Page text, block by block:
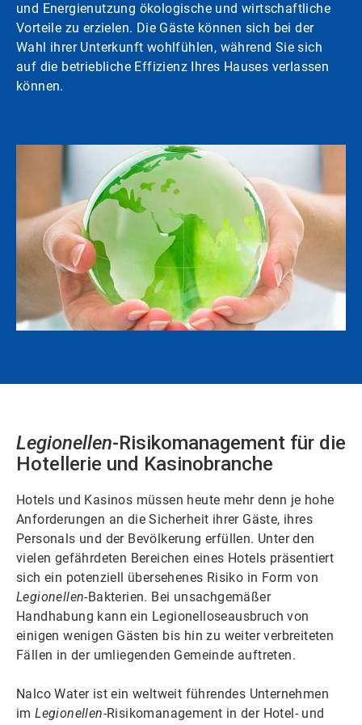
und Energienutzung ökologische und wirtschaftliche
Vorteile zu erzielen. Die Gäste können sich bei der
Wahl ihrer Unterkunft wohlfühlen, während Sie sich
auf die betriebliche Effizienz Ihres Hauses verlassen
können.
Legionellen-Risikomanagement für die
Hotellerie und Kasinobranche
Hotels und Kasinos müssen heute mehr denn je hohe
Anforderungen an die Sicherheit ihrer Gäste, ihres
Personals und der Bevölkerung erfüllen. Unter den
vielen gefährdeten Bereichen eines Hotels präsentiert
sich ein potenziell übersehenes Risiko in Form von
Legionellen-Bakterien. Bei unsachgemäßer
Handhabung kann ein Legionelloseausbruch von
einigen wenigen Gästen bis hin zu weiter verbreiteten
Fällen in der umliegenden Gemeinde auftreten.
Nalco Water ist ein weltweit führendes Unternehmen
imLegionellen-Risikomanagement in der Hotel- und